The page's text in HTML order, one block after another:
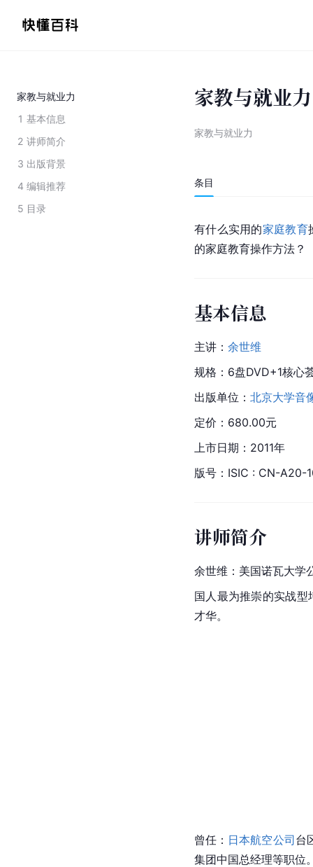
家教与就业力
1 基本信息
2 讲师简介
3 出版背景
4 编辑推荐
5 目录
家教与就业力
家教与就业力
条目
有什么实用的家庭教育
的家庭教育操作方法？
基本信息
主讲： 余世维
规格：6盘DVD+1核心
出版单位： 北京大学音
定价：680.00元
上市日期：2011年
版号：ISIC : CN-A20-
讲师简介
余世维 ： 美国诺瓦大学
国人最为推崇的实战
才华。
曾任： 日本航空公司台
集团中国总经理等职位